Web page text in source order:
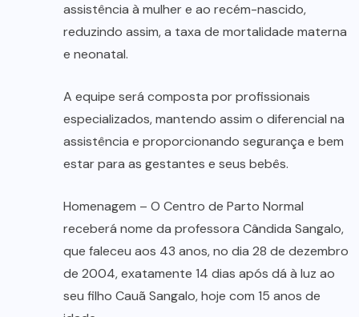
assistência à mulher e ao recém-nascido,
reduzindo assim, a taxa de mortalidade materna
e neonatal.
A equipe será composta por profissionais
especializados, mantendo assim o diferencial na
assistência e proporcionando segurança e bem
estar para as gestantes e seus bebês.
Homenagem – O Centro de Parto Normal
receberá nome da professora Cândida Sangalo,
que faleceu aos 43 anos, no dia 28 de dezembro
de 2004, exatamente 14 dias após dá à luz ao
seu filho Cauã Sangalo, hoje com 15 anos de